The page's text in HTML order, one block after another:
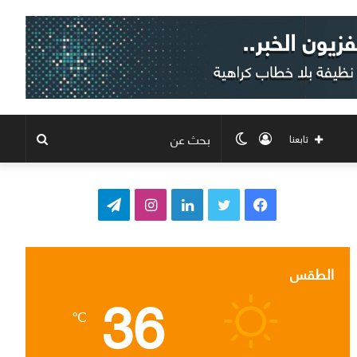
الوضع
المظلم
تسجيل
الدخول
تابعنا
ف
ب
و
ق
ت
ر
الطقس 36
℃